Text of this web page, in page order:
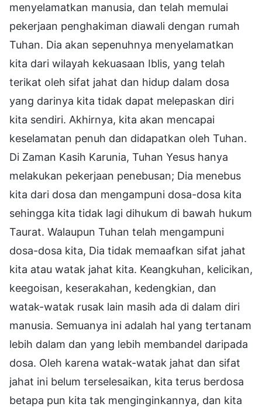
menyelamatkan manusia, dan telah memulai
pekerjaan penghakiman diawali dengan rumah
Tuhan. Dia akan sepenuhnya menyelamatkan
kita dari wilayah kekuasaan Iblis, yang telah
terikat oleh sifat jahat dan hidup dalam dosa
yang darinya kita tidak dapat melepaskan diri
kita sendiri. Akhirnya, kita akan mencapai
keselamatan penuh dan didapatkan oleh Tuhan.
Di Zaman Kasih Karunia, Tuhan Yesus hanya
melakukan pekerjaan penebusan; Dia menebus
kita dari dosa dan mengampuni dosa-dosa kita
sehingga kita tidak lagi dihukum di bawah hukum
Taurat. Walaupun Tuhan telah mengampuni
dosa-dosa kita, Dia tidak memaafkan sifat jahat
kita atau watak jahat kita. Keangkuhan, kelicikan,
keegoisan, keserakahan, kedengkian, dan
watak-watak rusak lain masih ada di dalam diri
manusia. Semuanya ini adalah hal yang tertanam
lebih dalam dan yang lebih membandel daripada
dosa. Oleh karena watak-watak jahat dan sifat
jahat ini belum terselesaikan, kita terus berdosa
betapa pun kita tak menginginkannya, dan kita